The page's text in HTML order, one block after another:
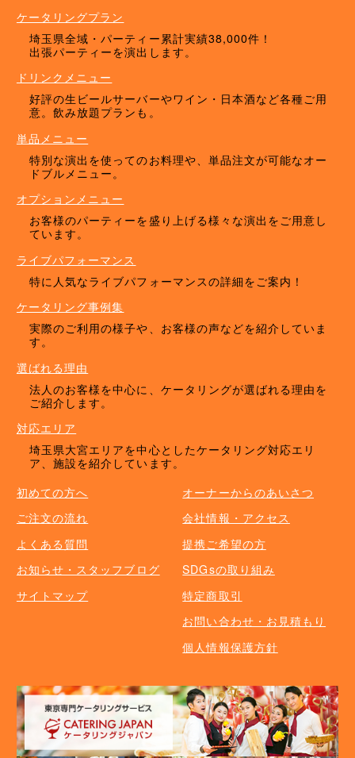
ケータリングプラン
埼玉県全域・パーティー累計実績38,000件！
出張パーティーを演出します。
ドリンクメニュー
好評の生ビールサーバーやワイン・日本酒など各種ご用
意。飲み放題プランも。
単品メニュー
特別な演出を使ってのお料理や、単品注文が可能なオー
ドブルメニュー。
オプションメニュー
お客様のパーティーを盛り上げる様々な演出をご用意し
ています。
ライブパフォーマンス
特に人気なライブパフォーマンスの詳細をご案内！
ケータリング事例集
実際のご利用の様子や、お客様の声などを紹介していま
す。
選ばれる理由
法人のお客様を中心に、ケータリングが選ばれる理由を
ご紹介します。
対応エリア
埼玉県大宮エリアを中心としたケータリング対応エリ
ア、施設を紹介しています。
初めての方へ
ご注文の流れ
よくある質問
お知らせ・スタッフブログ
サイトマップ
オーナーからのあいさつ
会社情報・アクセス
提携ご希望の方
SDGsの取り組み
特定商取引
お問い合わせ・お見積もり
個人情報保護方針